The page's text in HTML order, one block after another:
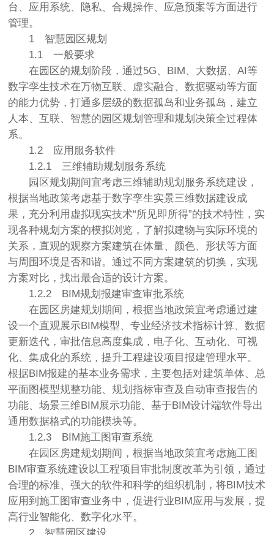
台、应用系统、隐私、合规操作、应急预案等方面进行
管理。
1 智慧园区规划
1.1一般要求
在园区的规划阶段，通过5G、BIM、大数据、AI等
数字孪生技术在万物互联、虚实融合、数据驱动等方面
的能力优势，打通多层级的数据孤岛和业务孤岛，建立
人本、互联、智慧的园区规划管理和规划决策全过程体
系。
1.2 应用服务软件
1.2.1 三维辅助规划服务系统
园区规划期间宜考虑三维辅助规划服务系统建设，
根据当地政策考虑基于数字孪生实景三维数据建设成
果，充分利用虚拟现实技术“所见即所得”的技术特性，实
现各种规划方案的模拟浏览，了解拟建物与实际环境的
关系，直观的观察方案建筑在体量、颜色、形状等方面
与周围环境是否和谐。通过不同方案建筑的切换，实现
方案对比，找出最合适的设计方案。
1.2.2 BIM规划报建审查审批系统
在园区房建规划期间，根据当地政策宜考虑通过建
设一个直观展示BIM模型、专业经济技术指标计算、数据
更新迭代，审批信息高度集成，电子化、互动化、可视
化、集成化的系统，提升工程建设项目报建管理水平。
根据BIM报建的基本业务需求，主要包括对建筑单体、总
平面图模型规整功能、规划指标审查及自动审查报告的
功能、场景三维BIM展示功能、基于BIM设计端软件导出
通用数据格式的功能模块等。
1.2.3 BIM施工图审查系统
在园区房建规划期间，根据当地政策宜考虑施工图
BIM审查系统建设以工程项目审批制度改革为引领，通过
合理的标准、强大的软件和科学的组织机制，将BIM技术
应用到施工图审查业务中，促进行业BIM应用与发展，提
高行业智能化、数字化水平。
2 智慧园区建设